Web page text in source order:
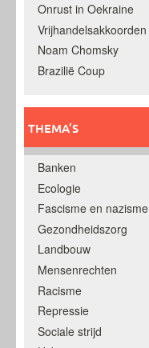
Onrust in Oekraine
Vrijhandelsakkoorden
Noam Chomsky
Brazilië Coup
THEMA’S
Banken
Ecologie
Fascisme en nazisme
Gezondheidszorg
Landbouw
Mensenrechten
Racisme
Repressie
Sociale strijd